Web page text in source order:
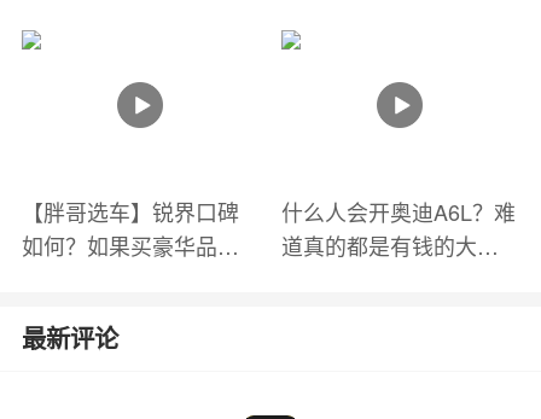
【胖哥选车】锐界口碑
如何？如果买豪华品牌
什么人会开奥迪A6L？难
道真的都是有钱的大
最新评论